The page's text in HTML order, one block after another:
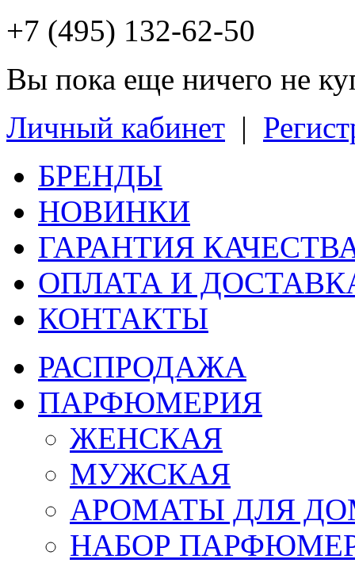
+7 (495) 132-62-50
Вы пока еще ничего не
Личный кабинет |
БРЕНДЫ
НОВИНКИ
ГАРАНТИЯ
ОПЛАТА И
КОНТАКТЫ
РАСПРОДАЖА
ПАРФЮМЕРИЯ
ЖЕНСКАЯ
МУЖСКАЯ
АРОМАТЫ ДЛЯ
НАБОР